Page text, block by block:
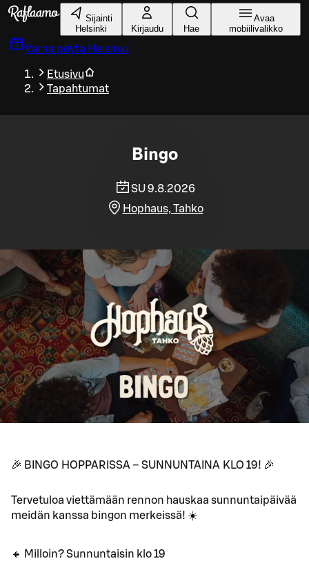
Siirry pääsisältöön
Sijainti
Helsinki
Kirjaudu Hae
Avaa
mobiilivalikko
Varaa pöytä Helsinki
Etusivu
Tapahtumat
Bingo
SU 9.8.2026
Hophaus, Tahko
🎉 BINGO HOPPARISSA – SUNNUNTAINA KLO 19! 🎉
Tervetuloa viettämään rennon hauskaa sunnuntaipäivää
meidän kanssa bingon merkeissä! ☀️
🔸 Milloin? Sunnuntaisin klo 19